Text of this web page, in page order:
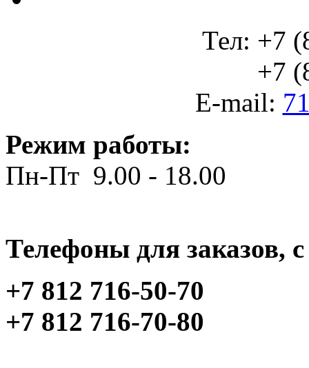
Тел: +7
+7
E-mail:
Режим работы:
Пн-Пт 9.00 - 18.00
Телефоны для заказов,
+7 812 716-50-70
+7 812 716-70-80